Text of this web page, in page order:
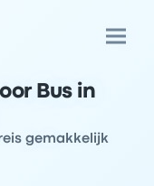
Bus in
gemakkelijk